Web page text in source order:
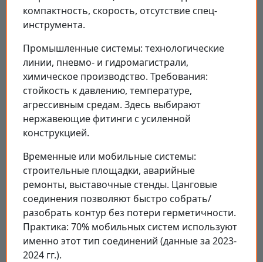
компактность, скорость, отсутствие спец-
инструмента.
Промышленные системы: технологические
линии, пневмо- и гидромагистрали,
химическое производство. Требования:
стойкость к давлению, температуре,
агрессивным средам. Здесь выбирают
нержавеющие фитинги с усиленной
конструкцией.
Временные или мобильные системы:
строительные площадки, аварийные
ремонты, выставочные стенды. Цанговые
соединения позволяют быстро собрать/
разобрать контур без потери герметичности.
Практика: 70% мобильных систем используют
именно этот тип соединений (данные за 2023-
2024 гг.).